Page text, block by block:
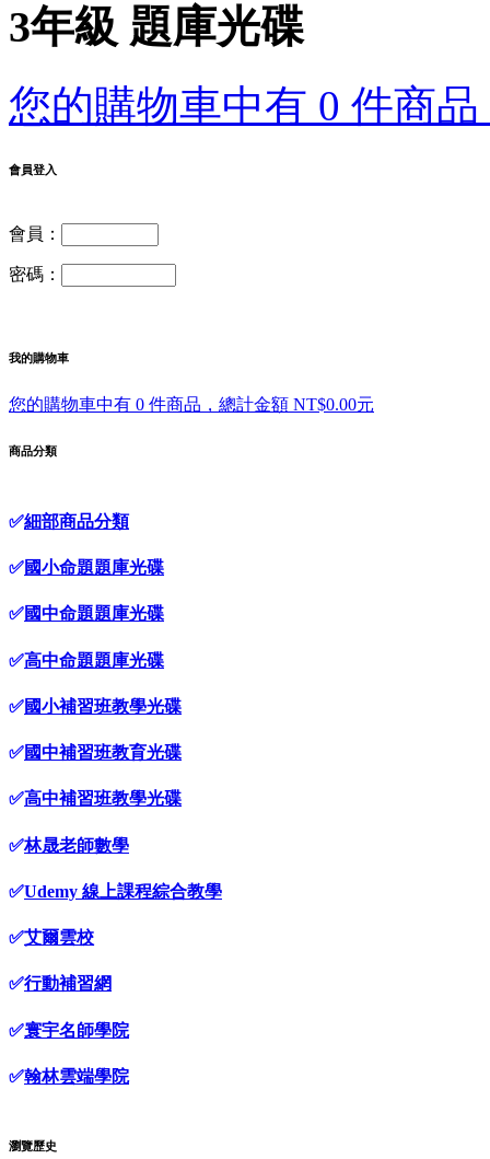
3年級 題庫光碟
您的購物車中有 0 件商
會員登入
會員：
密碼：
我的購物車
您的購物車中有 0 件商品，總計金額 NT$0.00元
商品分類
✅細部商品分類
✅國小命題題庫光碟
✅國中命題題庫光碟
✅高中命題題庫光碟
✅國小補習班教學光碟
✅國中補習班教育光碟
✅高中補習班教學光碟
✅林晟老師數學
✅Udemy 線上課程綜合教學
✅艾爾雲校
✅行動補習網
✅寰宇名師學院
✅翰林雲端學院
瀏覽歷史